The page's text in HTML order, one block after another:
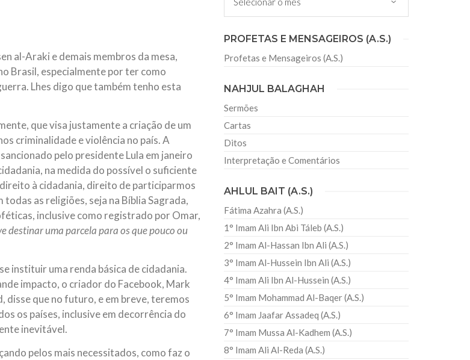
al-Araki e demais membros da mesa,
Brasil, especialmente por ter como
Lhes digo que também tenho esta
que visa justamente a criação de um
criminalidade e violência no país. A
pelo presidente Lula em janeiro
na medida do possível o suficiente
à cidadania, direito de participarmos
as religiões, seja na Bíblia Sagrada,
inclusive como registrado por Omar,
destinar uma parcela para os que pouco ou
instituir uma renda básica de cidadania.
impacto, o criador do Facebook, Mark
disse que no futuro, e em breve, teremos
os países, inclusive em decorrência do
inevitável.
pelos mais necessitados, como faz o
PROFETAS E MENSAGEIROS (A.S.)
Profetas e Mensageiros (A.S.)
NAHJUL BALAGHAH
Sermões
Cartas
Ditos
Interpretação e Comentários
AHLUL BAIT (A.S.)
Fátima Azahra (A.S.)
1° Imam Ali Ibn Abi Táleb (A.S.)
2° Imam Al-Hassan Ibn Ali (A.S.)
3° Imam Al-Hussein Ibn Ali (A.S.)
4° Imam Ali Ibn Al-Hussein (A.S.)
5° Imam Mohammad Al-Baqer (A.S.)
6° Imam Jaafar Assadeq (A.S.)
7° Imam Mussa Al-Kadhem (A.S.)
8° Imam Ali Al-Reda (A.S.)